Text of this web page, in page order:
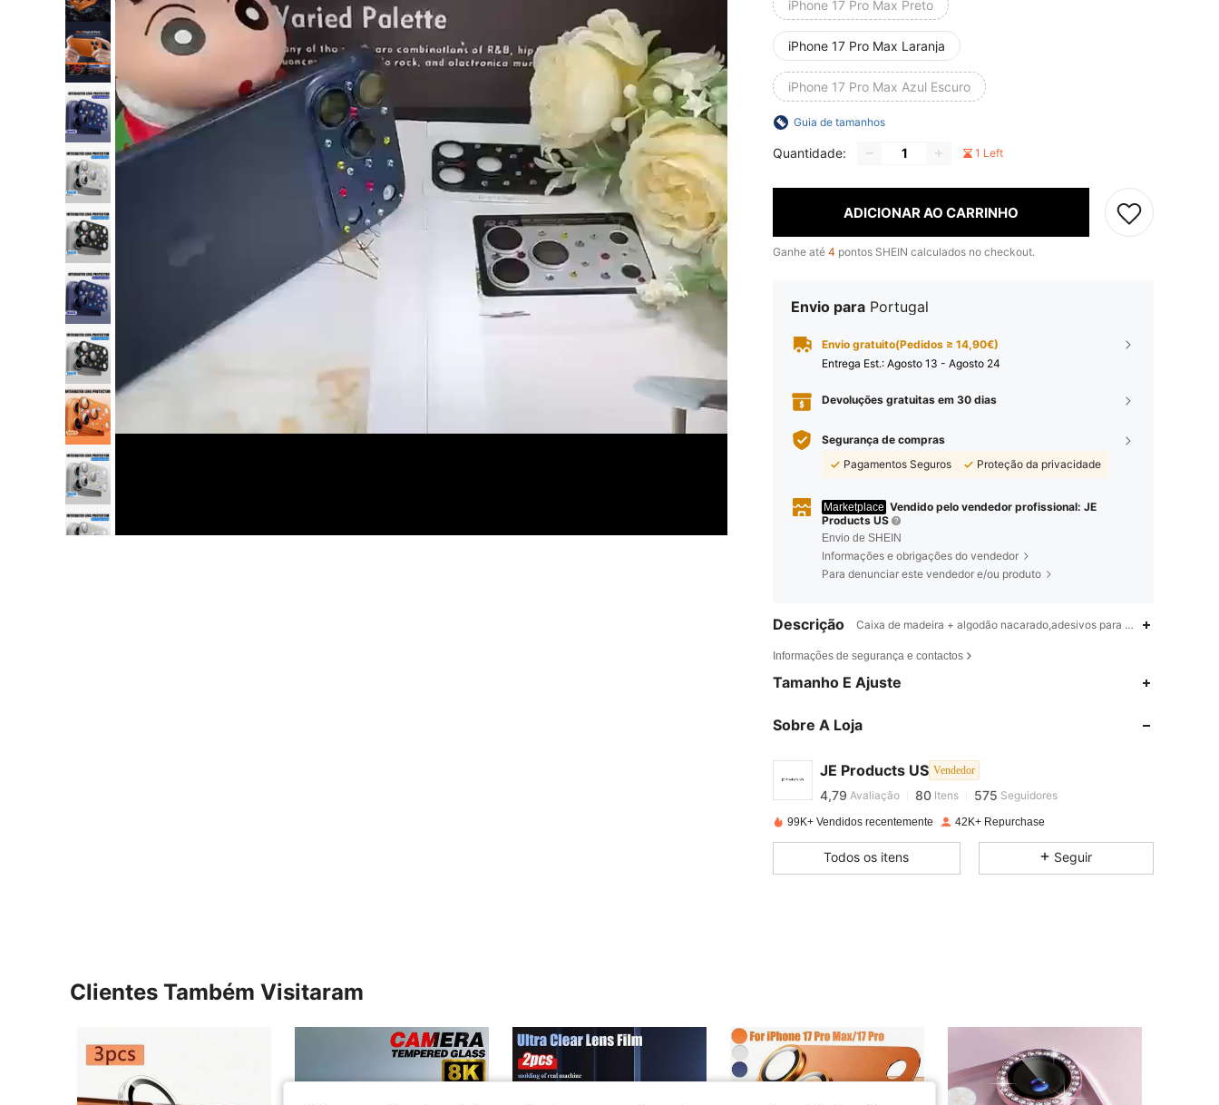
iPhone 17 Pro Max Preto
iPhone 17 Pro Max Laranja
iPhone 17 Pro Max Azul Escuro
Guia de tamanhos
Quantidade: 1 Left
ADICIONAR AO CARRINHO
Ganhe até 4 pontos SHEIN calculados no checkout.
Envio para Portugal
Envio gratuito(Pedidos ≥ 14,90€)
Entrega Est.: Agosto 13 - Agosto 24
Devoluções gratuitas em 30 dias
Segurança de compras
Pagamentos Seguros
Proteção da privacidade
Marketplace Vendido pelo vendedor profissional: JE
Products US
Envio de SHEIN
Informações e obrigações do vendedor
Para denunciar este vendedor e/ou produto
Descrição Caixa de madeira + algodão nacarado,adesivos para remoção de
Informações de segurança e contactos
Tamanho E Ajuste
Sobre A Loja
JE Products US Vendedor
4,79
4,79 Avaliação 80 Itens 575 Seguidores
4,79
4,79 80 575
99K+ Vendidos recentemente 42K+ Repurchase
Todos os itens Seguir
Clientes Também Visitaram